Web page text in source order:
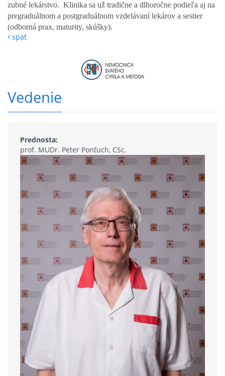
zubné lekárstvo. Klinika sa už tradične a dlhoročne podieľa aj na
pregraduálnom a postgraduálnom vzdelávaní lekárov a sestier
(odborná prax, maturity, skúšky).
späť
Vedenie
Prednosta:
prof. MUDr. Peter Ponťuch, CSc.